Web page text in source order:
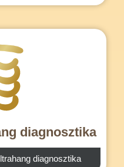
diagnosztika
diagnosztika